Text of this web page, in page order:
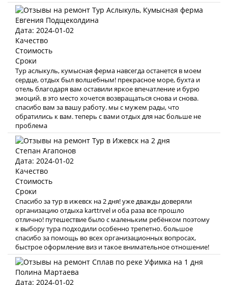
Евгения Подщеколдина
Дата: 2024-01-02
Качество
Стоимость
Сроки
Тур аслыкуль, кумысная ферма навсегда останется в моем
сердце, отдых был волшебным! прекрасное море, бухта и
отель благодаря вам оставили яркое впечатление и бурю
эмоций. в это место хочется возвращаться снова и снова.
спасибо вам за вашу работу. мы с мужем рады, что
обратились к вам. теперь с вами отдых для нас больше не
проблема
Степан Агапонов
Дата: 2024-01-02
Качество
Стоимость
Сроки
Спасибо за тур в ижевск на 2 дня! уже дважды доверяли
организацию отдыха karttrvel и оба раза все прошло
отлично! путешествие было с маленьким ребёнком поэтому
к выбору тура подходили особенно трепетно. большое
спасибо за помощь во всех организационных вопросах,
быстрое оформление виз и такое внимательное отношение!
Полина Мартаева
Дата: 2024-01-02